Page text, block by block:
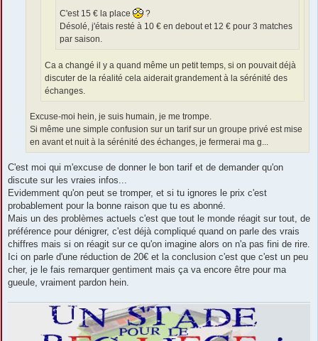
C'est 15 € la place
?
Désolé, j'étais resté à 10 € en debout et 12 € pour 3 matches
par saison.
Ca a changé il y a quand même un petit temps, si on pouvait déjà
discuter de la réalité cela aiderait grandement à la sérénité des
échanges.
Excuse-moi hein, je suis humain, je me trompe.
Si même une simple confusion sur un tarif sur un groupe privé est mise
en avant et nuit à la sérénité des échanges, je fermerai ma g...
C'est moi qui m'excuse de donner le bon tarif et de demander qu'on
discute sur les vraies infos...
Evidemment qu'on peut se tromper, et si tu ignores le prix c'est
probablement pour la bonne raison que tu es abonné.
Mais un des problèmes actuels c'est que tout le monde réagit sur tout, de
préférence pour dénigrer, c'est déjà compliqué quand on parle des vrais
chiffres mais si on réagit sur ce qu'on imagine alors on n'a pas fini de rire.
Ici on parle d'une réduction de 20€ et la conclusion c'est que c'est un peu
cher, je le fais remarquer gentiment mais ça va encore être pour ma
gueule, vraiment pardon hein.